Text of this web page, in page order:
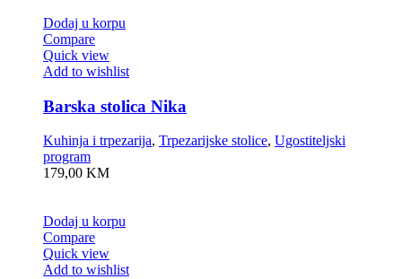
Dodaj u korpu
Compare
Quick view
Add to wishlist
Barska stolica Nika
Kuhinja i trpezarija, Trpezarijske stolice, Ugostiteljski
program
179,00 KM
Dodaj u korpu
Compare
Quick view
Add to wishlist